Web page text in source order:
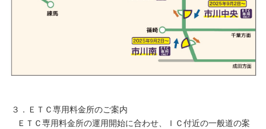
３．ＥＴＣ専用料金所のご案内
ＥＴＣ専用料金所の運用開始に合わせ、ＩＣ付近の一般道の案